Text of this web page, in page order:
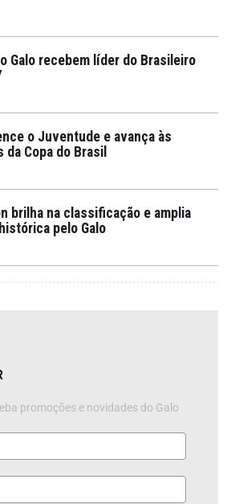
Galo recebem líder do Brasileiro
o Juventude e avança às
da Copa do Brasil
brilha na classificação e amplia
pelo Galo
promoções e novidades do Galo